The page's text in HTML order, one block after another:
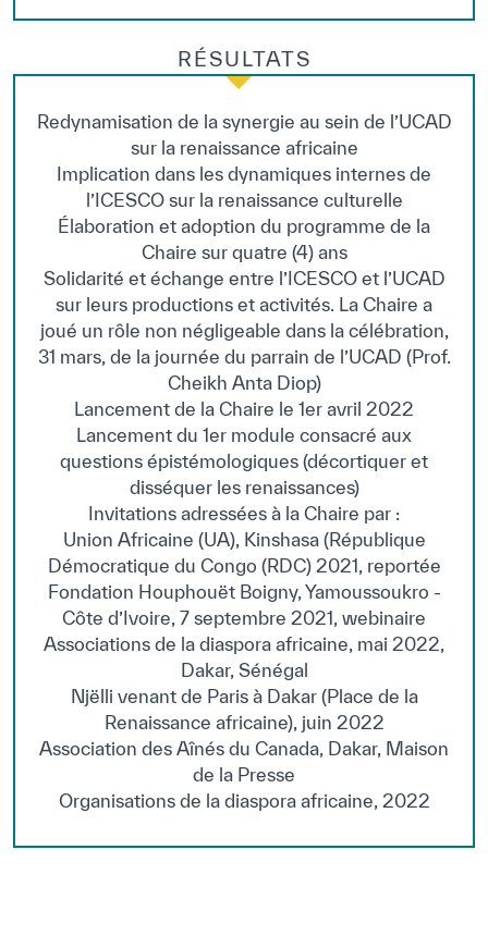
RÉSULTATS
Redynamisation de la synergie au sein de l’UCAD
sur la renaissance africaine
Implication dans les dynamiques internes de
l’ICESCO sur la renaissance culturelle
Élaboration et adoption du programme de la
Chaire sur quatre (4) ans
Solidarité et échange entre l’ICESCO et l’UCAD
sur leurs productions et activités. La Chaire a
joué un rôle non négligeable dans la célébration,
31 mars, de la journée du parrain de l’UCAD (Prof.
Cheikh Anta Diop)
Lancement de la Chaire le 1er avril 2022
Lancement du 1er module consacré aux
questions épistémologiques (décortiquer et
disséquer les renaissances)
Invitations adressées à la Chaire par :
Union Africaine (UA), Kinshasa (République
Démocratique du Congo (RDC) 2021, reportée
Fondation Houphouët Boigny, Yamoussoukro -
Côte d’Ivoire, 7 septembre 2021, webinaire
Associations de la diaspora africaine, mai 2022,
Dakar, Sénégal
Njëlli venant de Paris à Dakar (Place de la
Renaissance africaine), juin 2022
Association des Aînés du Canada, Dakar, Maison
de la Presse
Organisations de la diaspora africaine, 2022